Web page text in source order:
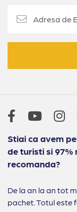
Stiai ca avem
de turisti si 97%
recomanda?
De la an la an tot
pachet. Totul este